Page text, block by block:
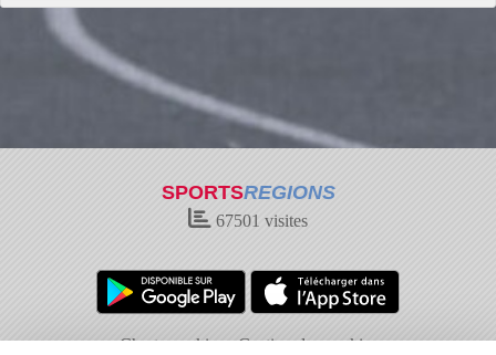
SPORTSREGIONS
67501 visites
Charte cookies Gestion des cookies